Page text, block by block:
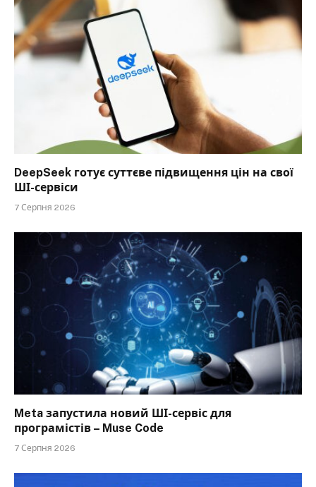
DeepSeek готує суттєве підвищення цін на свої
ШІ-сервіси
7 Серпня 2026
Meta запустила новий ШІ-сервіс для
програмістів – Muse Code
7 Серпня 2026